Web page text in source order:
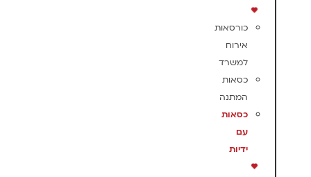
כורסאות
אירוח
למשרד
כסאות
המתנה
כסאות
עם
ידיות